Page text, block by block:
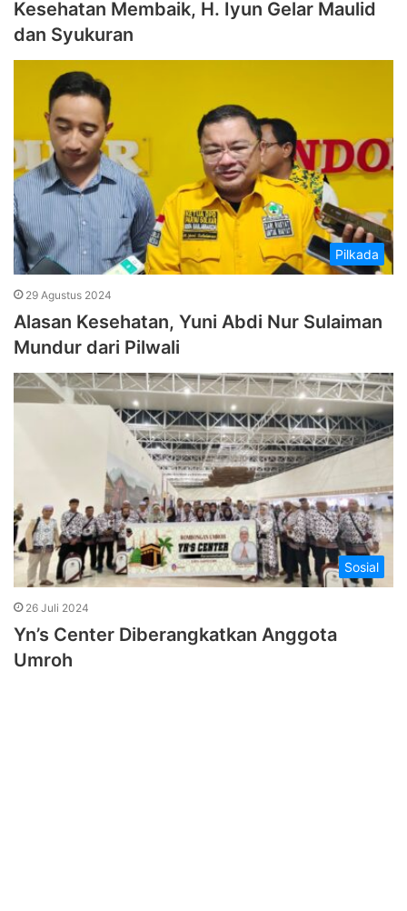
Kesehatan Membaik, H. Iyun Gelar Maulid
dan Syukuran
Pilkada
29 Agustus 2024
Alasan Kesehatan, Yuni Abdi Nur Sulaiman
Mundur dari Pilwali
Sosial
26 Juli 2024
Yn’s Center Diberangkatkan Anggota
Umroh